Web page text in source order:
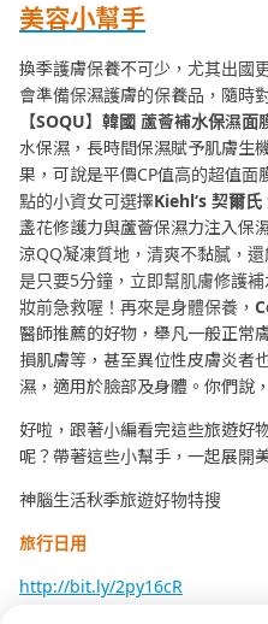
美容小幫手
換季護膚保養不可少，尤其出國
會準備保濕護膚的保養品，隨時
【SOQU】韓國 蘆薈補水保濕面
水保濕，長時間保濕賦予肌膚生
果，可說是平價CP值高的超值
點的小資女可選擇Kiehl‘s 契爾氏
盞花修護力與蘆薈保濕力注入保
涼QQ凝凍質地，清爽不黏膩，
是只要5分鐘，立即幫肌膚修護
妝前急救喔！再來是身體保養，
醫師推薦的好物，舉凡一般正常
損肌膚等，甚至異位性皮膚炎者
濕，適用於臉部及身體。你們說
好啦，跟著小編看完這些旅遊好
呢？帶著這些小幫手，一起展開
神腦生活秋季旅遊好物特搜
旅行日用
http://bit.ly/2py16cR